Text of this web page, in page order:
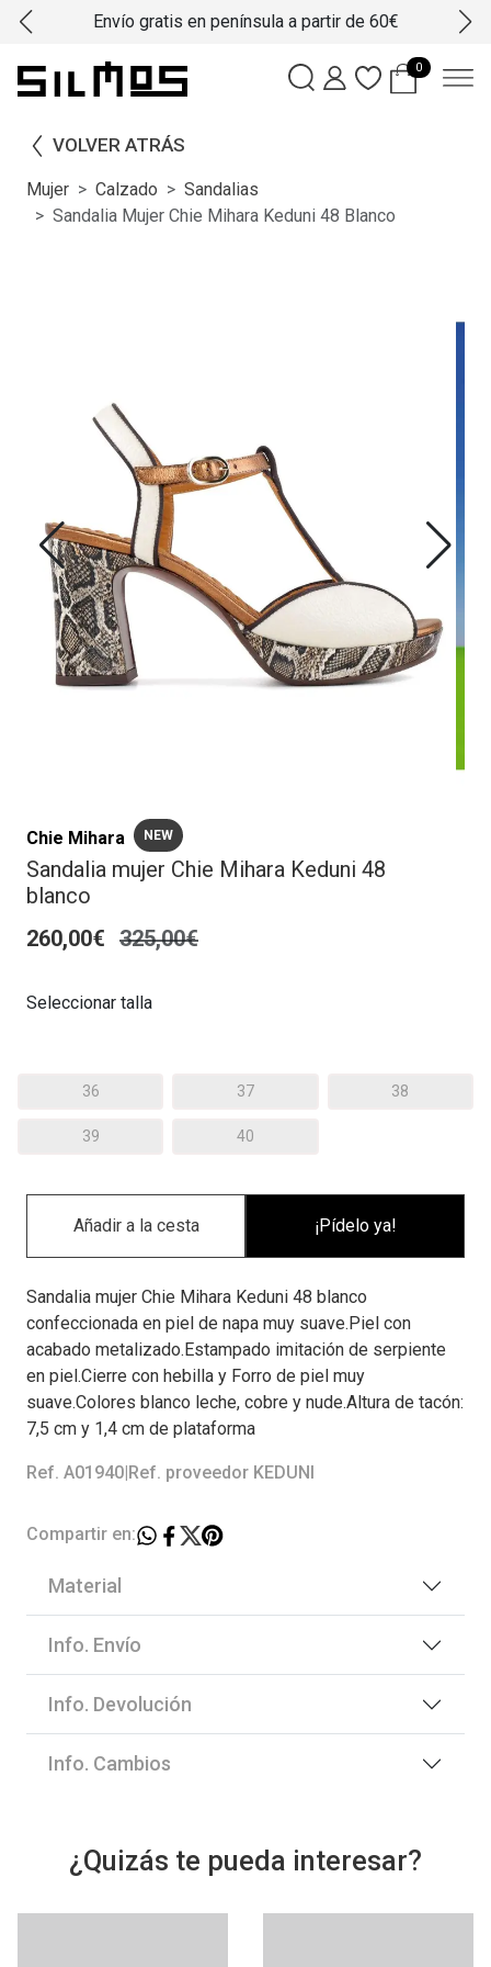
Envío gratis en península a partir de 60€
0
VOLVER ATRÁS
Mujer Calzado
Sandalias
Sandalia Mujer Chie Mihara Keduni 48 Blanco
Chie Mihara NEW
Sandalia mujer Chie Mihara Keduni 48
blanco
260,00€ 325,00€
Seleccionar talla
36 37 38
39 40
¡Pídelo ya!
Sandalia mujer Chie Mihara Keduni 48 blanco
confeccionada en piel de napa muy suave.Piel con
acabado metalizado.Estampado imitación de serpiente
en piel.Cierre con hebilla y Forro de piel muy
suave.Colores blanco leche, cobre y nude.Altura de tacón:
7,5 cm y 1,4 cm de plataforma
Ref. A01940 Ref. proveedor KEDUNI
Compartir en:
Material
Info. Envío
Info. Devolución
Info. Cambios
¿Quizás te pueda interesar?